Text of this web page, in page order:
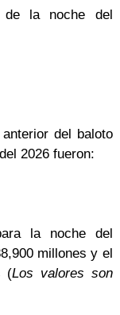
de la noche del
del baloto
2026 fueron:
la noche del
millones y el
(Los valores son